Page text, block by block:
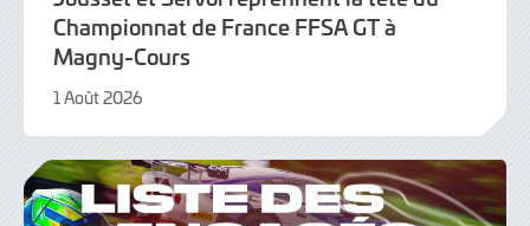
Championnat de France FFSA GT à
Magny-Cours
1 Août 2026
Août